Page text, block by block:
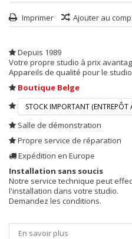
Imprimer Ajouter au
Depuis 1989
Votre propre studio à prix
Appareils de qualité pour le
Boutique Belge
STOCK IMPORTANT (ENTREPÔT
Salle de démonstration
Propre service de réparation
Expédition en Europe
Installation sans soucis
Notre service technique peut
l'installation dans votre studio.
Demandez les conditions.
En savoir plus